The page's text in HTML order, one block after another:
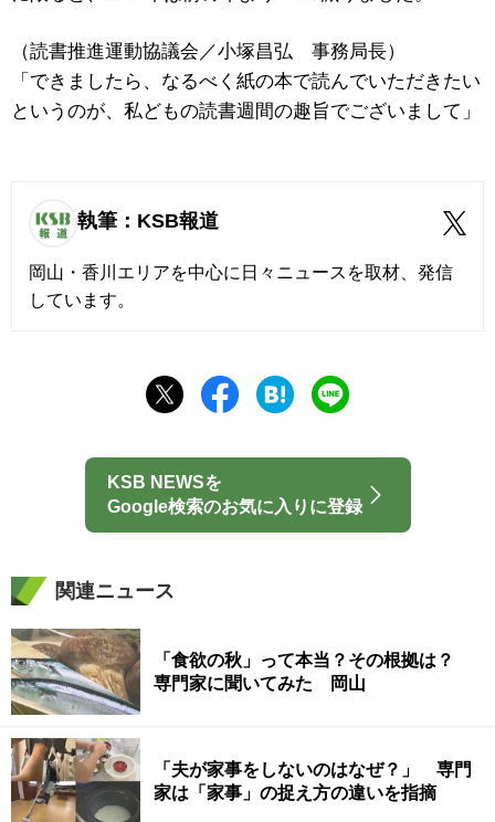
（読書推進運動協議会／小塚昌弘 事務局長）
「できましたら、なるべく紙の本で読んでいただきたい
というのが、私どもの読書週間の趣旨でございまして」
執筆：KSB報道
岡山・香川エリアを中心に日々ニュースを取材、発信
しています。
KSB NEWSを
Google検索のお気に入りに登録
関連ニュース
「食欲の秋」って本当？その根拠は？
専門家に聞いてみた 岡山
「夫が家事をしないのはなぜ？」 専門
家は「家事」の捉え方の違いを指摘